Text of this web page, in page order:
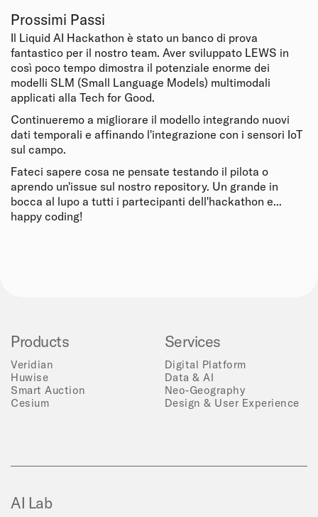
Prossimi Passi
Il Liquid AI Hackathon è stato un banco di prova
fantastico per il nostro team. Aver sviluppato LEWS in
così poco tempo dimostra il potenziale enorme dei
modelli SLM (Small Language Models) multimodali
applicati alla Tech for Good.
Continueremo a migliorare il modello integrando nuovi
dati temporali e affinando l'integrazione con i sensori IoT
sul campo.
Fateci sapere cosa ne pensate testando il pilota o
aprendo un'issue sul nostro repository. Un grande in
bocca al lupo a tutti i partecipanti dell'hackathon e...
happy coding!
Products
Veridian
Huwise
Smart Auction
Cesium
Services
Digital Platform
Data & AI
Neo-Geography
Design & User Experience
AI Lab